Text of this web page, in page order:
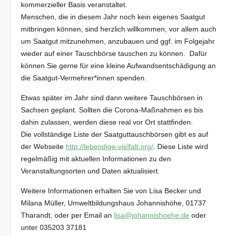
kommerzieller Basis veranstaltet.
Menschen, die in diesem Jahr noch kein eigenes Saatgut
mitbringen können, sind herzlich willkommen, vor allem auch
um Saatgut mitzunehmen, anzubauen und ggf. im Folgejahr
wieder auf einer Tauschbörse tauschen zu können. Dafür
können Sie gerne für eine kleine Aufwandsentschädigung an
die Saatgut-Vermehrer*innen spenden.
Etwas später im Jahr sind dann weitere Tauschbörsen in
Sachsen geplant. Sollten die Corona-Maßnahmen es bis
dahin zulassen, werden diese real vor Ort stattfinden.
Die vollständige Liste der Saatguttauschbörsen gibt es auf
der Webseite http://lebendige-vielfalt.org/ . Diese Liste wird
regelmäßig mit aktuellen Informationen zu den
Veranstaltungsorten und Daten aktualisiert.
Weitere Informationen erhalten Sie von Lisa Becker und
Milana Müller, Umweltbildungshaus Johannishöhe, 01737
Tharandt, oder per Email an lisa@johannishoehe.de oder
unter 035203 37181